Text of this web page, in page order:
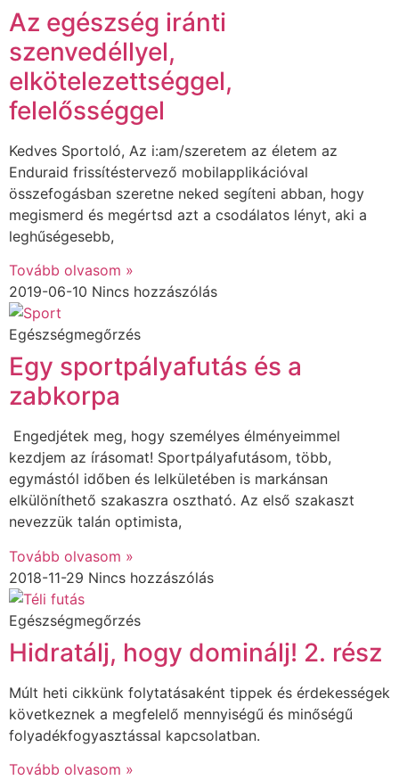
Az egészség iránti
szenvedéllyel,
elkötelezettséggel,
felelősséggel
Kedves Sportoló, Az i:am/szeretem az életem az
Enduraid frissítéstervező mobilapplikációval
összefogásban szeretne neked segíteni abban, hogy
megismerd és megértsd azt a csodálatos lényt, aki a
leghűségesebb,
Tovább olvasom »
2019-06-10 Nincs hozzászólás
Egészségmegőrzés
Egy sportpályafutás és a
zabkorpa
Engedjétek meg, hogy személyes élményeimmel
kezdjem az írásomat! Sportpályafutásom, több,
egymástól időben és lelkületében is markánsan
elkülöníthető szakaszra osztható. Az első szakaszt
nevezzük talán optimista,
Tovább olvasom »
2018-11-29 Nincs hozzászólás
Egészségmegőrzés
Hidratálj, hogy dominálj! 2. rész
Múlt heti cikkünk folytatásaként tippek és érdekességek
következnek a megfelelő mennyiségű és minőségű
folyadékfogyasztással kapcsolatban.
Tovább olvasom »